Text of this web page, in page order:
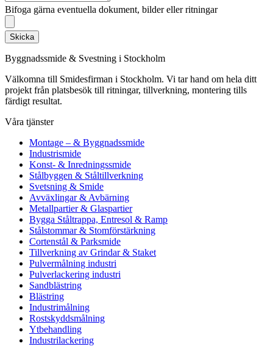
Bifoga gärna eventuella dokument, bilder eller ritningar
Skicka
Byggnadssmide & Svestning i Stockholm
Välkomna till Smidesfirman i Stockholm. Vi tar hand om hela ditt
projekt från platsbesök till ritningar, tillverkning, montering tills
färdigt resultat.
Våra tjänster
Montage – & Byggnadssmide
Industrismide
Konst- & Inredningssmide
Stålbyggen & Ståltillverkning
Svetsning & Smide
Avväxlingar & Avbärning
Metallpartier & Glaspartier
Bygga Ståltrappa, Entresol & Ramp
Stålstommar & Stomförstärkning
Cortenstål & Parksmide
Tillverkning av Grindar & Staket
Pulvermålning industri
Pulverlackering industri
Sandblästring
Blästring
Industrimålning
Rostskyddsmålning
Ytbehandling
Industrilackering